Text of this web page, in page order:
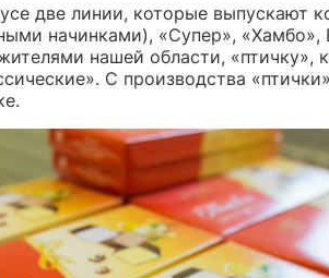
две линии, которые выпускают
начинками), «Супер», «Хамбо»,
нашей области, «птичку»,
С производства